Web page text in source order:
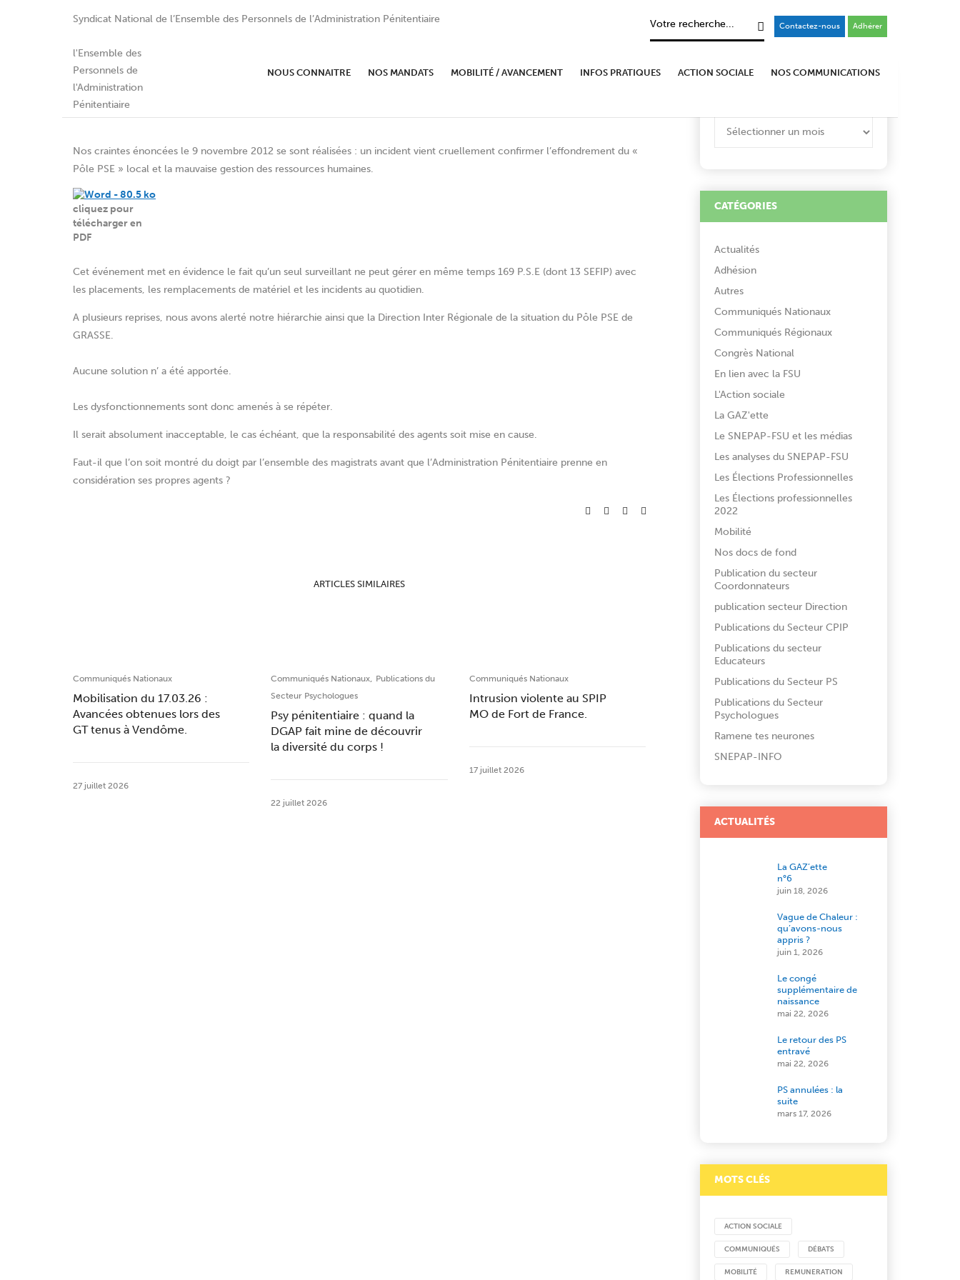
Syndicat National de l’Ensemble des Personnels de l’Administration Pénitentiaire
Contactez-nous Adhérer
NOUS CONNAITRE NOS MANDATS MOBILITÉ / AVANCEMENT INFOS PRATIQUES ACTION SOCIALE NOS COMMUNICATIONS
Intersyndicale du SPIP de Grasse : LES LIMITES SONT
DEPASSEES
Nos craintes énoncées le 9 novembre 2012 se sont réalisées : un incident vient cruellement confirmer l’effondrement du «
Pôle PSE » local et la mauvaise gestion des ressources humaines.
cliquez pour
télécharger en
PDF
Cet événement met en évidence le fait qu’un seul surveillant ne peut gérer en même temps 169 P.S.E (dont 13 SEFIP) avec
les placements, les remplacements de matériel et les incidents au quotidien.
A plusieurs reprises, nous avons alerté notre hiérarchie ainsi que la Direction Inter Régionale de la situation du Pôle PSE de
GRASSE.
Aucune solution n’ a été apportée.
Les dysfonctionnements sont donc amenés à se répéter.
Il serait absolument inacceptable, le cas échéant, que la responsabilité des agents soit mise en cause.
Faut-il que l’on soit montré du doigt par l’ensemble des magistrats avant que l’Administration Pénitentiaire prenne en
considération ses propres agents ?
ARTICLES SIMILAIRES
Communiqués Nationaux
Mobilisation du 17.03.26 :
Avancées obtenues lors des
GT tenus à Vendôme.
27 juillet 2026
Communiqués Nationaux, Publications du
Secteur Psychologues
Psy pénitentiaire : quand la
DGAP fait mine de découvrir
la diversité du corps !
22 juillet 2026
Communiqués Nationaux
Intrusion violente au SPIP
MO de Fort de France.
17 juillet 2026
ARCHIVES
ARCHIVES
CATÉGORIES
Actualités
Adhésion
Autres
Communiqués Nationaux
Communiqués Régionaux
Congrès National
En lien avec la FSU
L'Action sociale
La GAZ'ette
Le SNEPAP-FSU et les médias
Les analyses du SNEPAP-FSU
Les Élections Professionnelles
Les Élections professionnelles
2022
Mobilité
Nos docs de fond
Publication du secteur
Coordonnateurs
publication secteur Direction
Publications du Secteur CPIP
Publications du secteur
Educateurs
Publications du Secteur PS
Publications du Secteur
Psychologues
Ramene tes neurones
SNEPAP-INFO
ACTUALITÉS
La GAZ’ette
n°6
juin 18, 2026
Vague de Chaleur :
qu’avons-nous
appris ?
juin 1, 2026
Le congé
supplémentaire de
naissance
mai 22, 2026
Le retour des PS
entravé
mai 22, 2026
PS annulées : la
suite
mars 17, 2026
MOTS CLÉS
ACTION SOCIALE
COMMUNIQUÉS DÉBATS
MOBILITÉ REMUNERATION